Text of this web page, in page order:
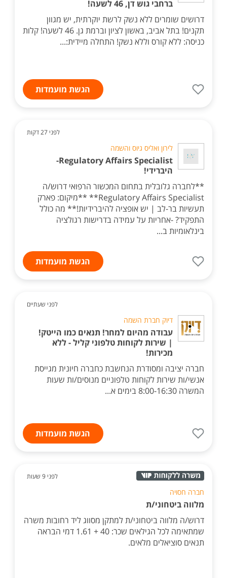
ברחבי גוש דן, 46 לשעה!
דרושים שומרים ללא נשק לרשת יוקרתית, יש מגוון
תקנים! בתל אביב, באשון לציון וברמת גן. 46 לשעה! קלות
כניסה: ללא קורס וללא נשק! התחלה מיידית:...
הגשת מועמדות
לפני 27 דקות
לירון ואליס גיוס והשמה
Regulatory Affairs Specialist-
היברידי!
**לחברה גלובלית בתחום המכשור הרפואי דרוש/ה
Regulatory Affairs Specialist** **מיקום: פארק
תעשיות בר-לב | יש אופציה להיברידיות!** מה כולל
התפקיד? -אחריות על עמידה בדרישות רגולציה
בינלאומיות ב...
הגשת מועמדות
לפני שעתיים
דיוק חברת השמה
עבודה מהיום למחר! תנאים כמו הייטק!
| שירות לקוחות טלפוני קליל - ללא
מכירות!
חברה יציבה ומסודרת הנחשבת כחברה חיונית מגייסת
אנשי/ות שירות לקוחות טלפוניים מנוסים/ות שעות
המשרה 8:00-16:30 בימים א...
הגשת מועמדות
לפני 9 שעות
חברה חסויה
מלווה ביטחוני/ת
דרוש/ה מלווה ביטחוני/ת למתקן מסווג ליד רחובות משרה
שמתאימה לכל הגילאים שכר: 40 + 1.61 דמי הבראה
תנאים סוציאלים מלאים.